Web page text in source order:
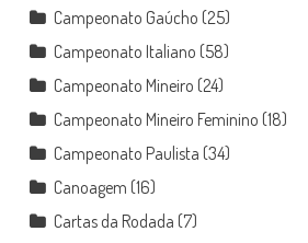
Campeonato Gaúcho (25)
Campeonato Italiano (58)
Campeonato Mineiro (24)
Campeonato Mineiro Feminino (18)
Campeonato Paulista (34)
Canoagem (16)
Cartas da Rodada (7)